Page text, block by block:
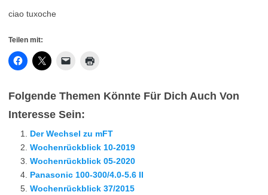
ciao tuxoche
Teilen mit:
Folgende Themen Könnte Für Dich Auch Von
Interesse Sein:
Der Wechsel zu mFT
Wochenrückblick 10-2019
Wochenrückblick 05-2020
Panasonic 100-300/4.0-5.6 II
Wochenrückblick 37/2015